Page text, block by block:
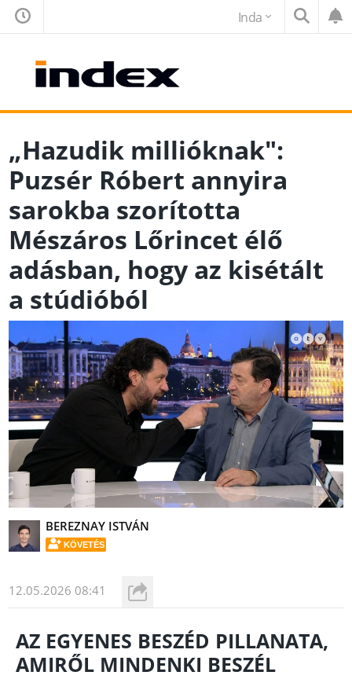
Inda
„Hazudik millióknak":
Puzsér Róbert annyira
sarokba szorította
Mészáros Lőrincet élő
adásban, hogy az kisétált
a stúdióból
BEREZNAY ISTVÁN
KÖVETÉS
12.05.2026 08:41
AZ EGYENES BESZÉD PILLANATA,
AMIRŐL MINDENKI BESZÉL